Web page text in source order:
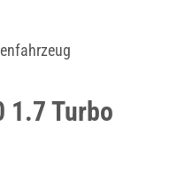
1.7 Turbo